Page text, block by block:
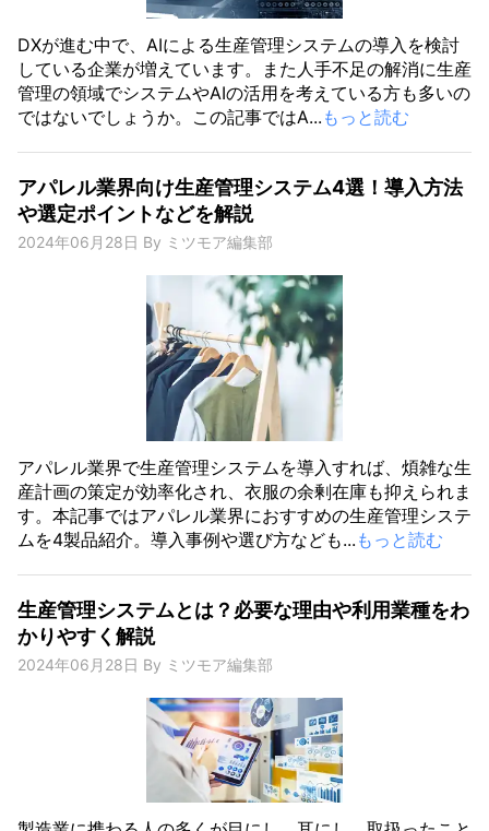
DXが進む中で、AIによる生産管理システムの導入を検討
している企業が増えています。また人手不足の解消に生産
管理の領域でシステムやAIの活用を考えている方も多いの
ではないでしょうか。この記事ではA... もっと読む
アパレル業界向け生産管理システム4選！導入方法
や選定ポイントなどを解説
2024年06月28日 By ミツモア編集部
アパレル業界で生産管理システムを導入すれば、煩雑な生
産計画の策定が効率化され、衣服の余剰在庫も抑えられま
す。本記事ではアパレル業界におすすめの生産管理システ
ムを4製品紹介。導入事例や選び方なども... もっと読む
生産管理システムとは？必要な理由や利用業種をわ
かりやすく解説
2024年06月28日 By ミツモア編集部